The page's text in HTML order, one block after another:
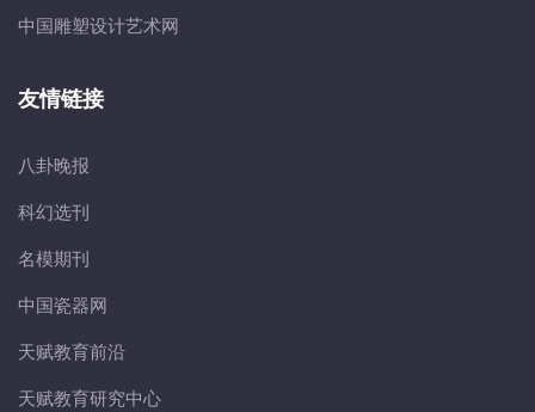
中国雕塑设计艺术网
友情链接
八卦晚报
科幻选刊
名模期刊
中国瓷器网
天赋教育前沿
天赋教育研究中心